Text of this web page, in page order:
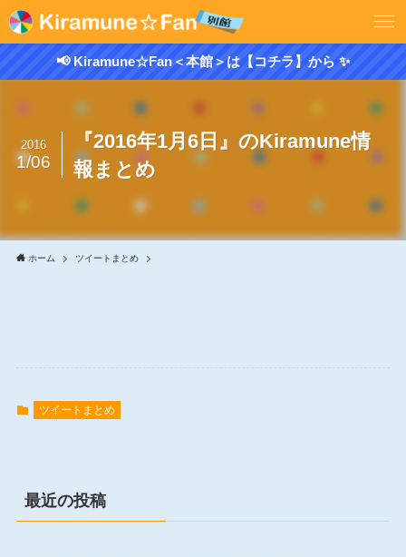
📢 Kiramune☆Fan＜本館＞は【コチラ】から ✨
『2016年1月6日』のKiramune情
報まとめ
2016
1/06
ホーム ツイートまとめ
ツイートまとめ
最近の投稿